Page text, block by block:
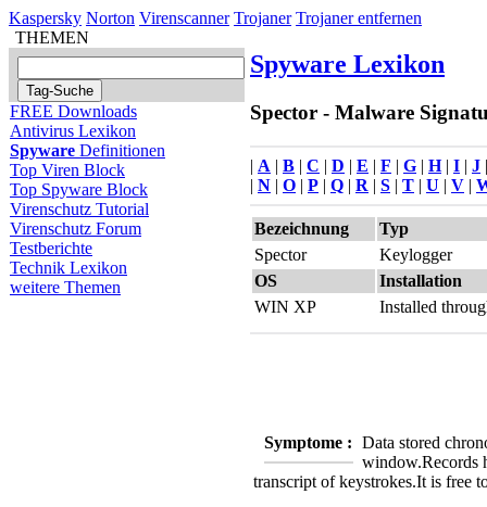
Kaspersky Norton Virenscanner Trojaner Trojaner entfernen
THEMEN
FREE Downloads
Antivirus Lexikon
Spyware Definitionen
Top Viren Block
Top Spyware Block
Virenschutz Tutorial
Virenschutz Forum
Testberichte
Technik Lexikon
weitere Themen
Spyware Lexikon
Spector - Malware
| A | B | C | D | E | F | G | H| I | J
| N | O | P | Q | R | S | T | U | V |
Bezeichnung
Typ
Spector
Keylogger
OS
Installation
WIN XP
Installed
Symptome : Data stored
window.Records
transcript of keystrokes.It is free